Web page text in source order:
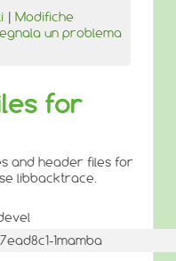
| Modifiche
un problema
for
and header files for
libbacktrace.
1mamba